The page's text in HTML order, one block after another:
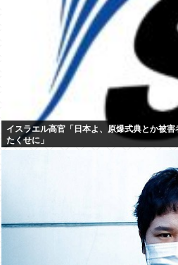
イスラエル高官「日本よ、原爆式典とか被
たくせに」